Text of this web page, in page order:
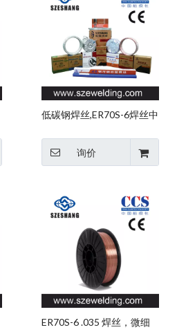
低碳钢焊丝,ER70S-6焊丝中
询价
ER70S-6 .035 焊丝，微细